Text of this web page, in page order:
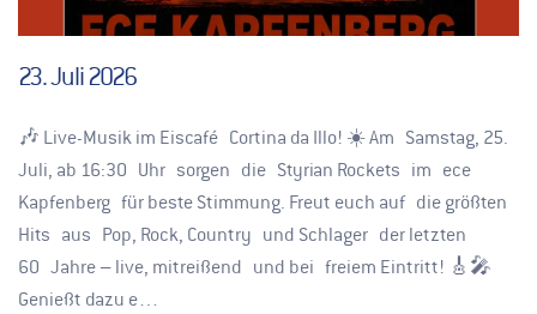
23. Juli 2026
🎶 Live-Musik im Eiscafé Cortina da Illo! ☀️ Am Samstag, 25.
Juli, ab 16:30 Uhr sorgen die Styrian Rockets im ece
Kapfenberg für beste Stimmung. Freut euch auf die größten
Hits aus Pop, Rock, Country und Schlager der letzten
60 Jahre – live, mitreißend und bei freiem Eintritt! 🎸🎤
Genießt dazu e…